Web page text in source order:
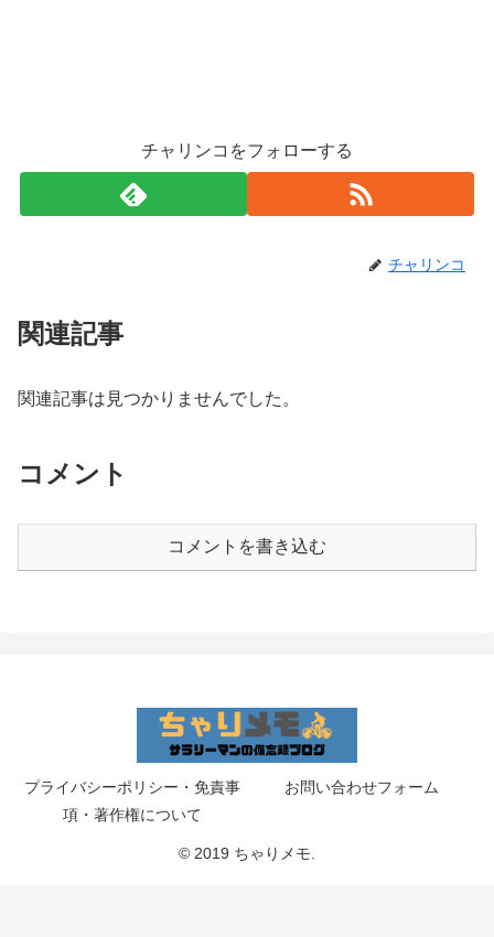
チャリンコをフォローする
チャリンコ
関連記事
関連記事は見つかりませんでした。
コメント
コメントを書き込む
プライバシーポリシー・免責事
項・著作権について
お問い合わせフォーム
© 2019 ちゃりメモ.